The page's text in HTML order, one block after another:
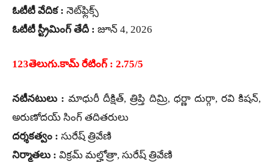
ఓటీటీ వేదిక : నెట్‌ఫ్లిక్స్
ఓటీటీ స్ట్రీమింగ్ తేదీ : జూన్ 4, 2026
123తెలుగు.కామ్ రేటింగ్ : 2.75/5
నటీనటులు : మాధురీ దీక్షిత్, త్రిప్తి దిమ్రి, ధర్ణా దుర్గా, రవి కిషన్,
అరుణోదయ్ సింగ్ తదితరులు
దర్శకత్వం : సురేష్ త్రివేణి
నిర్మాతలు : విక్రమ్ మల్హోత్రా, సురేష్ త్రివేణి